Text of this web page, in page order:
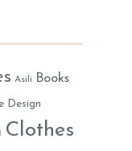
Asili
Books
Design
Clothes